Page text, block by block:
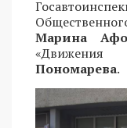
Марина
Пономарева.